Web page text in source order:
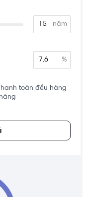
năm
%
toán đều hàng